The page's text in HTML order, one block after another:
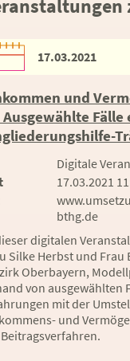
17.03.2021
und
Ausgewählte Fälle
Digitale
17.03.2021
bthg.de
digitalen
Silke Herbst und Frau
Oberbayern,
von ausgewählten
mit der
und